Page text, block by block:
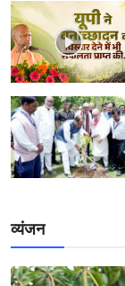
व्यंजन